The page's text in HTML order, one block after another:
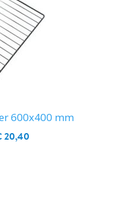
600x400 mm
20,40